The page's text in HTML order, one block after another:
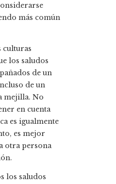
más común
culturas
los saludos
de un
de un
mejilla. No
en cuenta
es igualmente
es mejor
otra persona
los saludos